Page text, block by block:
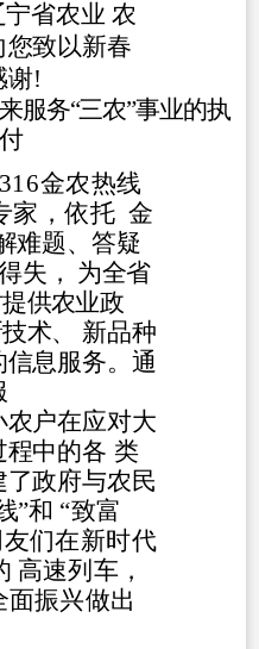
省农业 农
致以新春
谢!
服务“三农”事业的执
金农热线
家，依托 金
难题、答疑
失，
为全省
供农业政
术、
新品种
息服务。通
户在应对大
程中的各 类
政府与农民
”和 “致富
们在新时代
高速列车，
面振兴做出